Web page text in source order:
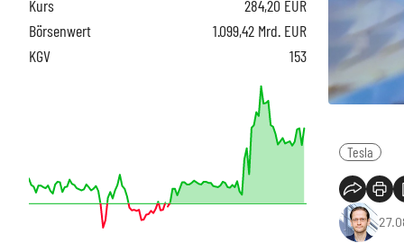
Tesla
Kurs 284,20 EUR
Börsenwert
1.099,42 Mrd. EUR
KGV
153